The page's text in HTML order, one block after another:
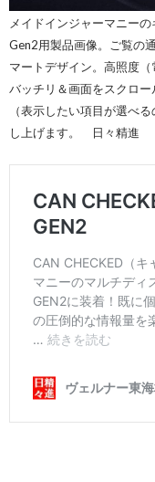
メイドインジャーマニー
Gen2用製品画像。ご覧の
マートデザイン。高照度
バッチリ＆画面をスクロ
（表示したい項目が選べ
し上げます。 日々精進